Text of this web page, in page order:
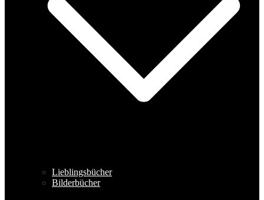
Lieblingsbücher
Bilderbücher